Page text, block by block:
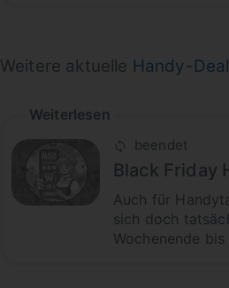
Weitere aktuelle Handy-
Weiterlesen
beendet
Black Friday
Auch für
sich doch
Wochenende